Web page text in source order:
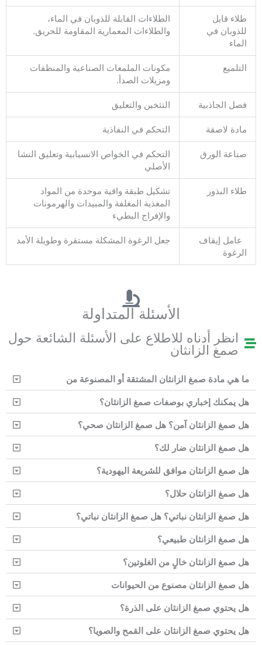
طلاء قابل
للذوبان في
الماء
الطلاءات القابلة للذوبان في الماء،
والطلاءات المعمارية المقاومة للحريق.
التلميع
مكونات الملمعات الصناعية والمنظفات
ومزيلات الصدأ.
فصل الجاذبية التثخين والتعليق
مادة لاصقة التحكم في النفاذية
صناعة الورق
التحكم في الخواص الانسيابية وتعليق النشا
الأصلي
طلاء البذور
تشكيل طبقة واقية موحدة من المواد
المغذية المغلفة والمبيدات والهرمونات
والإفراج البطيء
عامل إيقاف
الرغوة
جعل الرغوة المشكلة مستقرة وطويلة الأمد
الأسئلة المتداولة
انظر أدناه للاطلاع على الأسئلة الشائعة حول
صمغ الزانثان
ما هي مادة صمغ الزانثان المشتقة أو المصنوعة من
هل يمكنك إخباري بوصفات صمغ الزانثان؟
هل صمغ الزانثان آمن؟ هل صمغ الزانثان صحي؟
هل صمغ الزانثان ضار لك؟
هل صمغ الزانثان موافق للشريعة اليهودية؟
هل صمغ الزانثان حلال؟
هل صمغ الزانثان نباتي؟ هل صمغ الزانثان نباتي؟
هل صمغ الزانثان طبيعي؟
هل صمغ الزانثان خالٍ من الغلوتين؟
هل صمغ الزانثان مصنوع من الحيوانات
هل يحتوي صمغ الزانثان على الذرة؟
هل يحتوي صمغ الزانثان على القمح والصويا؟